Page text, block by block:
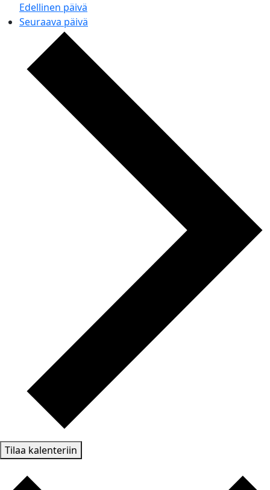
Edellinen päivä
Seuraava päivä
Tilaa kalenteriin